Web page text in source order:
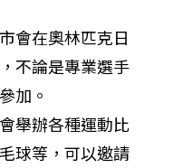
會在奧林匹克日
不論是專業選手
加。
舉辦各種運動比
球等，可以邀請